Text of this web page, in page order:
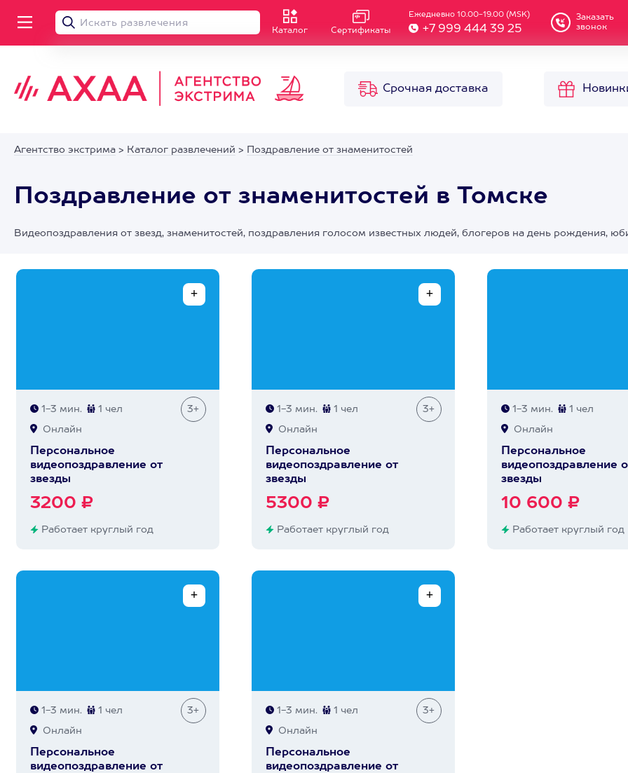
Каталог Сертификаты
Ежедневно 10.00-19.00 (MSK)
+7 999 444 39 25
Заказать
звонок
Срочная доставка
Агентство экстрима > Каталог развлечений > Поздравление от знаменитостей
Поздравление от знаменитостей в Томске
Видеопоздравления от звезд, знаменитостей, поздравления голосом известных людей, блогеров на день рождения,
1-3 мин. 1 чел 3+
Онлайн
Персональное
видеопоздравление от
звезды
3200 ₽
Работает круглый год
1-3 мин. 1 чел 3+
Онлайн
Персональное
видеопоздравление от
звезды
5300 ₽
Работает круглый год
1-3 мин. 1 чел
Онлайн
Персональное
видеопоздравление
звезды
10 600 ₽
Работает круглый год
1-3 мин. 1 чел 3+
Онлайн
Персональное
видеопоздравление от
1-3 мин. 1 чел 3+
Онлайн
Персональное
видеопоздравление от